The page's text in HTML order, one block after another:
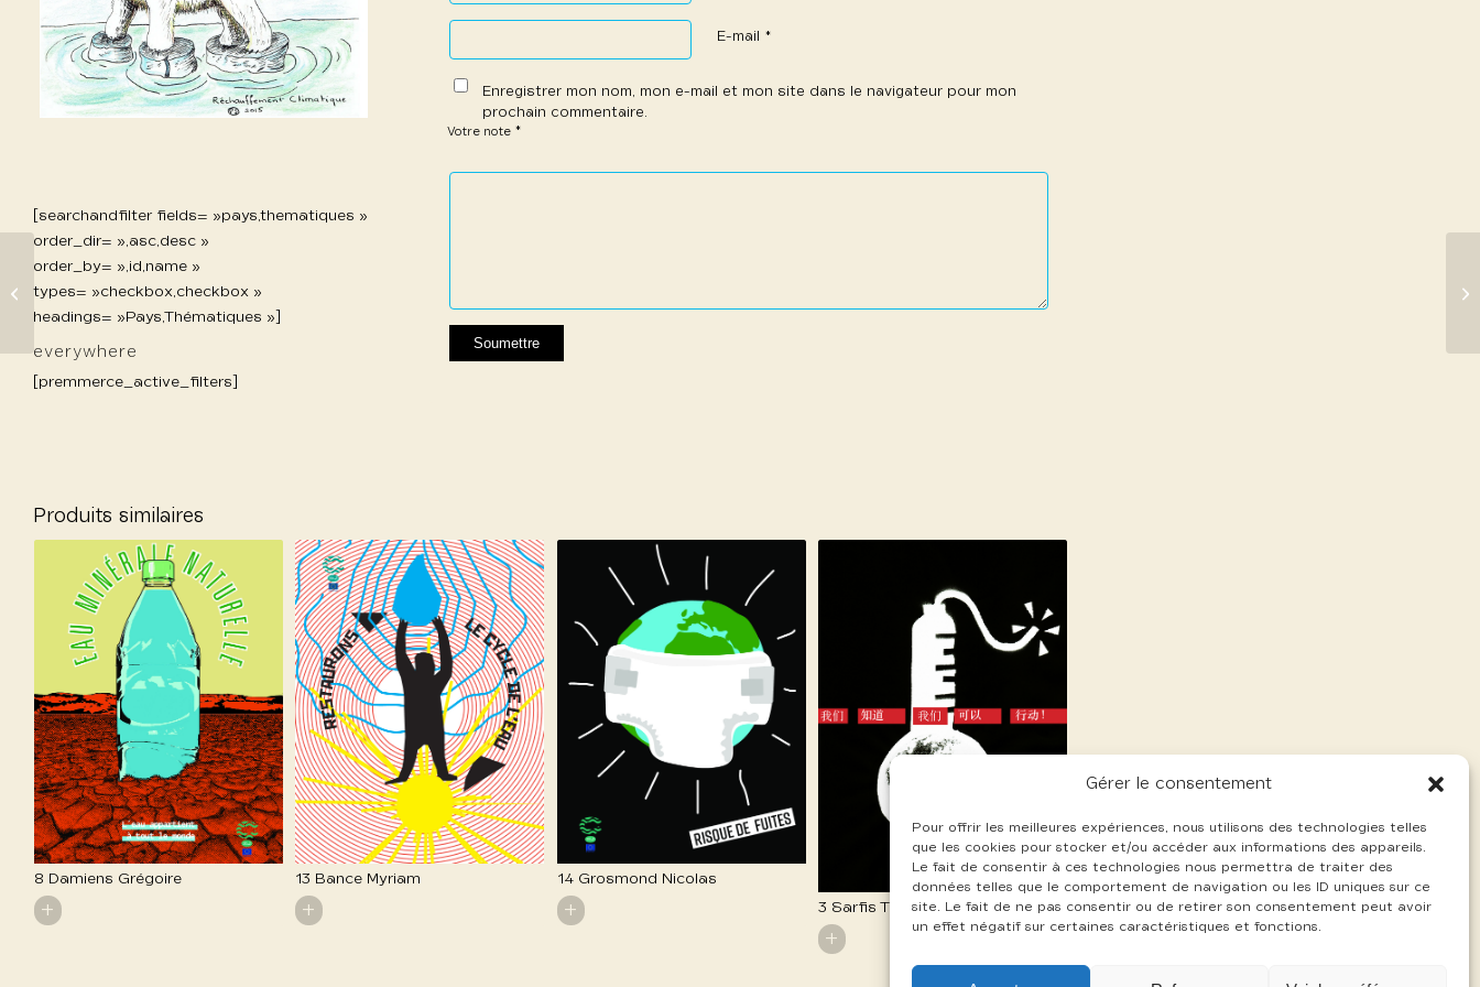
Gérer le consentement
Pour offrir les meilleures expériences, nous utilisons des technologies telles
que les cookies pour stocker et/ou accéder aux informations des appareils.
Le fait de consentir à ces technologies nous permettra de traiter des
données telles que le comportement de navigation ou les ID uniques sur ce
site. Le fait de ne pas consentir ou de retirer son consentement peut avoir
un effet négatif sur certaines caractéristiques et fonctions.
[searchandfilter fields= »pays,thematiques »
order_dir= »,asc,desc »
order_by= »,id,name »
types= »checkbox,checkbox »
headings= »Pays,Thématiques »]
everywhere
[premmerce_active_filters]
E-mail *
Enregistrer mon nom, mon e-mail et mon site dans le navigateur pour mon
prochain commentaire.
Votre note *
1 étoile
2 étoiles
3 étoiles
4 étoiles
5 étoiles
Produits similaires
8 Damiens Grégoire
+
13 Bance Myriam
+
14 Grosmond Nicolas
+ 3 Sarfis Thierry
+
408 Jordan Alex